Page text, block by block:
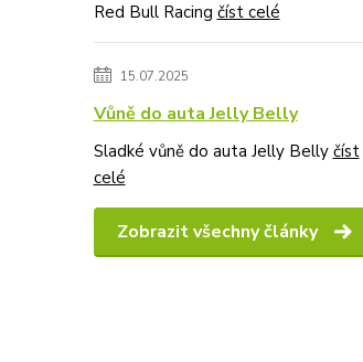
Red Bull Racing číst celé
15.07.2025
Vůně do auta Jelly Belly
Sladké vůně do auta Jelly Belly číst
celé
Zobrazit všechny články